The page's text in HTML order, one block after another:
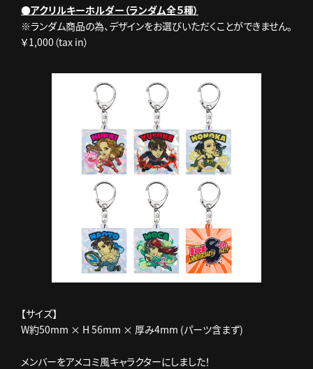
●アクリルキーホルダー（ランダム全５種）
※ランダム商品の為、デザインをお選びいただくことができません。
￥1,000（tax in）
【サイズ】
W約50mm × H 56mm × 厚み4mm (パーツ含まず)
メンバーをアメコミ風キャラクターにしました！